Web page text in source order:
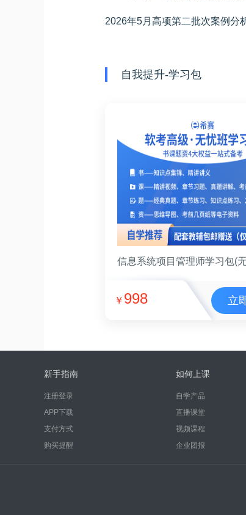
2026年5月高项第二批次案例分
自我提升-学习包
信息系统项目管理师学习包(
￥ 998 立
新手指南
注册登录
APP下载
支付方式
购买提醒
如何上课
自学产品
直播课堂
视频课程
企业团报